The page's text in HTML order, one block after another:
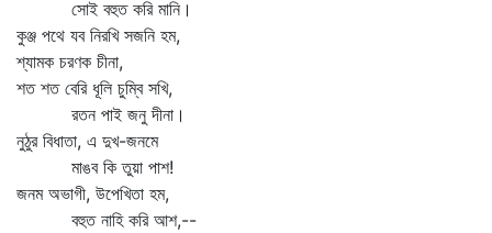
সোই বহুত করি মানি।
কুঞ্জ পথে যব নিরখি সজনি হম,
শ্যামক চরণক চীনা,
শত শত বেরি ধূলি চুম্বি সখি,
রতন পাই জনু দীনা।
নুঠুর বিধাতা, এ দুখ-জনমে
মাঙব কি তুয়া পাশ!
জনম অভাগী, উপেখিতা হম,
বহুত নাহি করি আশ,--